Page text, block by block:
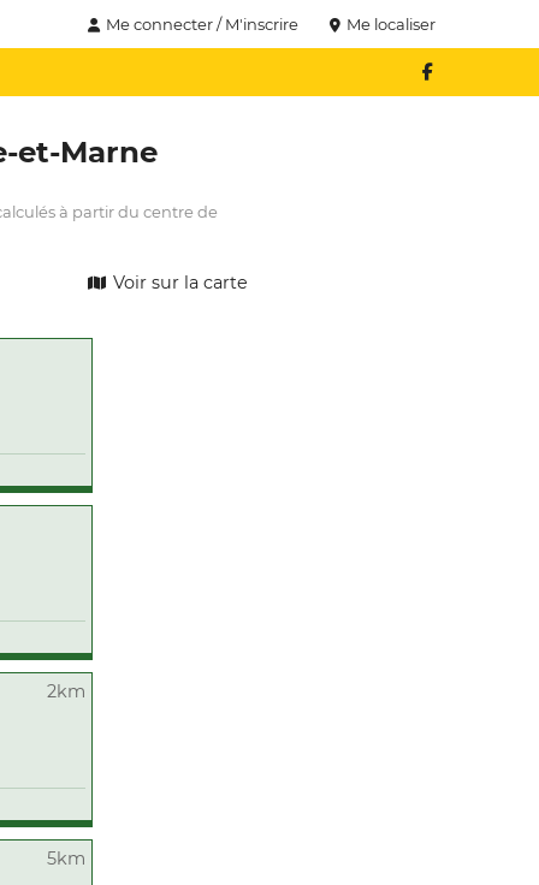
Me connecter / M'inscrire Me localiser
et-Marne
à partir du centre de
Voir sur la carte
2km
5km